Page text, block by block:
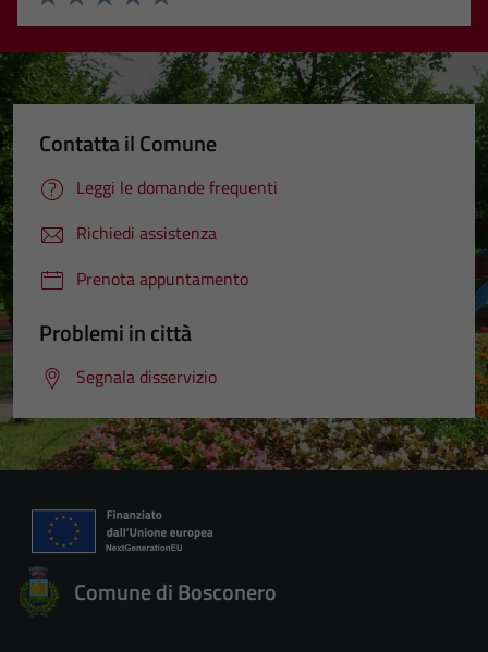
Valuta 5 stelle su 5
Valuta 4 stelle su 5
Valuta 3 stelle su 5
Valuta 2 stelle su 5
Valuta 1 stelle su 5
Contatta il Comune
Leggi le domande frequenti
Richiedi assistenza
Prenota appuntamento
Problemi in città
Segnala disservizio
Comune di Bosconero